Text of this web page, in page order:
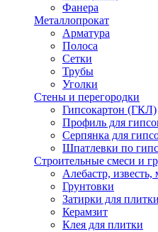
Фанера
Металлопрокат
Арматура
Полоса
Сетки
Трубы
Уголки
Стены и перегородки
Гипсокартон (ГКЛ)
Профиль для
Серпянка для
Шпатлевки по
Строительные смеси и
Алебастр, известь,
Грунтовки
Затирки для плитки
Керамзит
Клея для плитки